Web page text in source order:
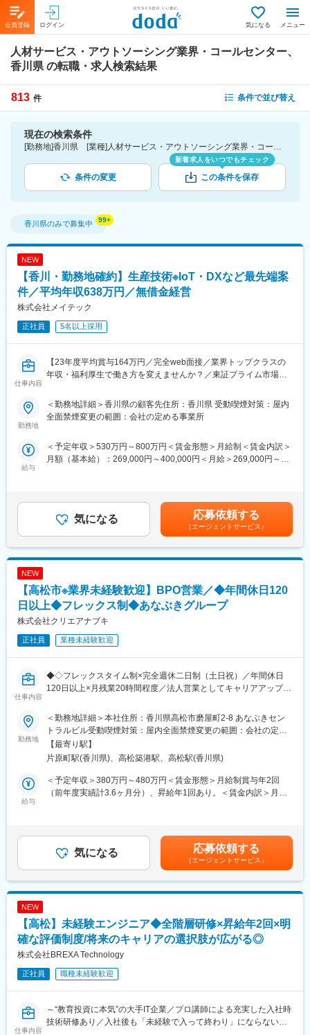
会員登録 ログイン 気になる メニュー
人材サービス・アウトソーシング業界・コールセンター、
香川県 の転職・求人検索結果
813 件 条件で並び替え
現在の検索条件
[勤務地]香川県 [業種]人材サービス・アウトソーシング業界・コールセンター
条件の変更
新着求人をいつでもチェック
この条件を保存
香川県のみで募集中
NEW
【香川・勤務地確約】生産技術※IoT・DXなど最先端案
件／平均年収638万円／無借金経営
株式会社メイテック
正社員 5名以上採用
仕事内容
【23年度平均賞与164万円／完全web面接／業界トップクラスの
年収・福利厚生で働き方を変えませんか？／東証プライム市場上
日本を代表する大手・中堅メーカーなど幅広い顧客先において、
要が高まり、引き合いも非常に多くなっていますので、最先端の
技術に携わることができます。
テン、キヤノン、日本製鉄、SUBARU(敬称略)
■勤務地補足：
・スキルに応じて「勤務地確約」いたします。
・持ち家率は40代「56％超」
・家族手当、単身赴任手当など福利厚生充実
■研修体制：
＜トレンド技術研修＞
全社員にDX向けの研修を受講いただいています。知識度合いに合
わせて、DXとは？という初歩的なところ～AI、AWSなどのトレン
ン社員までご経験を問わず研修を受けることが可能です。
＜豊富な研修制度＞
た、各専門ごとの技術研修から、人間力研修まで、業界トップク
ラスのグループ研修体制を整えています。「研修回数：631回／
年」「研修制度を有効活用しているエンジニア：延べ6,762名」な
ど、他社とは比べ物にならないレベルでの研修を受けることがで
「勤続16年以上のエンジニア：約1500名」という実績に表れてい
ます。
勤務地
＜勤務地詳細＞香川県の顧客先住所：香川県 受動喫煙対策：屋内
全面禁煙変更の範囲：会社の定める事業所
給与
＜予定年収＞530万円～800万円＜賃金形態＞月給制＜賃金内訳＞
月額（基本給）：269,000円～400,000円＜月給＞269,000円～
万38歳 前職：技術者派遣 420万 ⇒ 提示年収611万44
歳 前職：農業機械メーカー 560万 ⇒ 提示年収751万賃金は
あくまでも目安の金額であり、選考を通じて上下する可能性があ
ります。月給(月額)は固定手当を含めた表記です。
気になる 応募依頼する
（エージェントサービス）
NEW
【高松市※業界未経験歓迎】BPO営業／◆年間休日120
日以上◆フレックス制◆あなぶきグループ
株式会社クリエアナブキ
正社員 業種未経験歓迎
仕事内容
◆◇フレックスタイム制×完全週休二日制（土日祝）／年間休日
120日以上×月残業20時間程度／法人営業としてキャリアアップし
■業務概要
企業向けに、当社のBPO（ビジネス・プロセス・アウトソーシン
グ）サービスを提案する法人営業職です。企業の業務効率化や生
産性向上、コスト削減などの課題解決に向けて提案を行います。
受託した業務は当社のBPOセンターで運営しており、人材サービ
ス会社ならではのノウハウを活かしながら、企業の業務課題解決
・1日3～4件程度の顧客訪問
・業務課題や人材課題のヒアリング
プロジェクト進行中は顧客と定期的にコミュニケーションを取り
ながら、業務改善や追加提案を行い、継続的な関係構築を目指し
達成感を得ることができます。また、首都圏企業と地域拠点をつ
なぐ役割を担い、地域の雇用創出にも貢献できるポジションで
勤務地
＜勤務地詳細＞本社住所：香川県高松市磨屋町2-8 あなぶきセン
トラルビル受動喫煙対策：屋内全面禁煙変更の範囲：会社の定め
る事業所
【最寄り駅】
片原町駅(香川県)、高松築港駅、高松駅(香川県)
給与
＜予定年収＞380万円～480万円＜賃金形態＞月給制賞与年2回
（前年度実績計3.6ヶ月分）、昇給年1回あり。＜賃金内訳＞月額
金額であり、選考を通じて上下する可能性があります。月給(月額)
は固定手当を含めた表記です。
気になる 応募依頼する
（エージェントサービス）
NEW
【高松】未経験エンジニア◆全階層研修×昇給年2回×明
確な評価制度/将来のキャリアの選択肢が広がる◎
株式会社BREXA Technology
正社員 職種未経験歓迎
仕事内容
～“教育投資に本気”の大手IT企業／プロ講師による充実した入社時
技術研修あり／入社後も「未経験で入って終わり」にならない